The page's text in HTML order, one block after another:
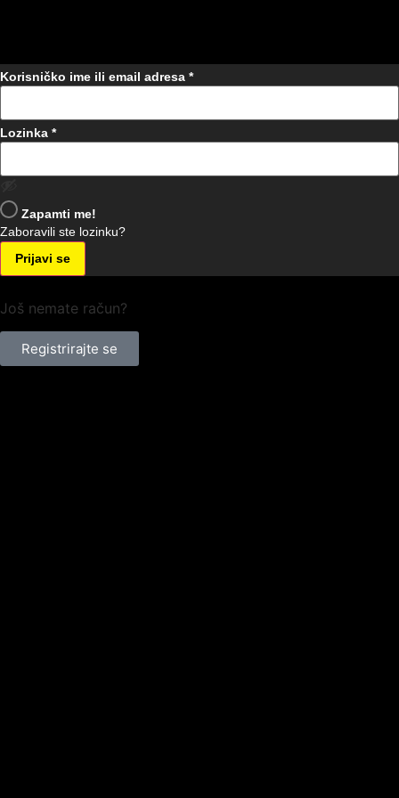
Korisničko ime ili email adresa *
Lozinka *
Zapamti me!
Zaboravili ste lozinku?
Prijavi se
Još nemate račun?
Registrirajte se